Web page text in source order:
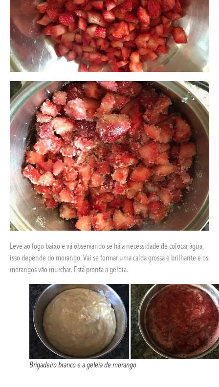
Leve ao fogo baixo e vá observando se há a necessidade de colocar água,
isso depende do morango. Vai se formar uma calda grossa e brilhante e os
morangos vão murchar. Está pronta a geleia.
Brigadeiro branco e a geleia de morango